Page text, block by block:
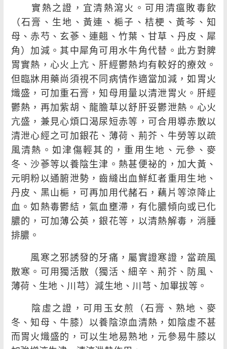
實熱之證，宜清熱瀉火。可用清瘟敗毒飲
（石膏、生地、黃連、梔子、桔梗、黃芩、知
母、赤芍、玄蔘、連翹、竹葉、甘草、丹皮、犀
角）加減。其中犀角可用水牛角代替。此方對脾
胃實熱，心火上亢、肝經鬱熱均有較好的療效。
但臨牀用藥尚須視不同病情作適當加減，如胃火
熾盛，可加重石膏，知母用量以清泄胃火。肝經
鬱熱，再加紫胡、龍膽草以舒肝妥鬱泄熱。心火
亢盛，兼見心煩口渴尿短赤等，可合用導赤散以
清泄心經之可加銀花、薄荷、荊芥、牛勞等以疏
風清熱。如津傷輕其的，重用生地、元參、麥
冬、沙蔘等以養陰生津。熱甚便祕的，加大黃、
元明粉以通腑泄勢，齒縫出血鮮紅者重用生地、
丹皮、黑山梔，可再加用代赭石，藕片等涼降止
血。如熱毒鬱結，氣血壅滯，有化膿傾向或已化
膿的，可加薄公英，銀花等，以清熱解毒，消腫
排膿。
風寒之邪誘發的牙痛，屬實證寒證，當疏風
散寒。可用獨活散（獨活、細辛、荊芥、防風、
薄荷、生地、川芎）減生地、川芎、加畢拔等。
陰虛之證，可用玉女煎（石膏、熟地、麥
冬、知母、牛膝）以養陰涼血清熱，如陰虛不甚
而胃火熾盛的，可以生地易熟地，元參易牛膝以